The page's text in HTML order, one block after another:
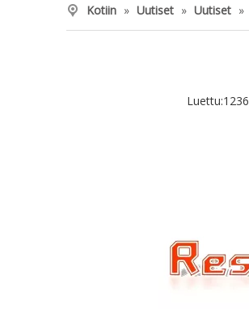
Kotiin » Uutiset » Uutiset »
Luettu:1236